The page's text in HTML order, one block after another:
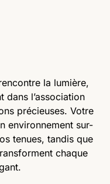
la lumière,
dans l’association
précieuses. Votre
environnement sur-
tenues, tandis que
chaque